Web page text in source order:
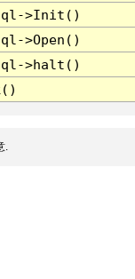
>Init()
>Open()
>halt()
.